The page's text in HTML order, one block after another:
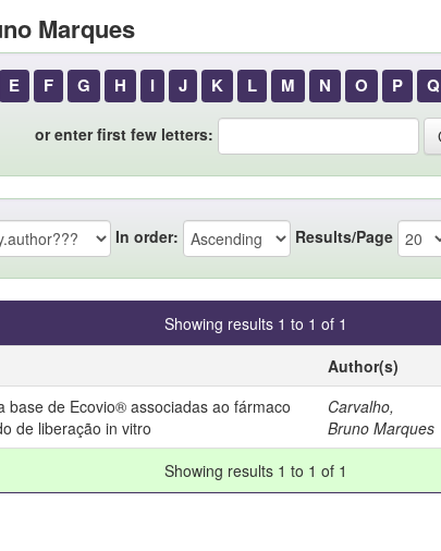
Marques
E F G H I J K L M N O P Q
or enter first few letters:
In order: Results/Page
Showing results 1 to 1 of 1
Author(s)
base de Ecovio® associadas ao fármaco
de liberação in vitro
Carvalho,
Bruno Marques
Showing results 1 to 1 of 1